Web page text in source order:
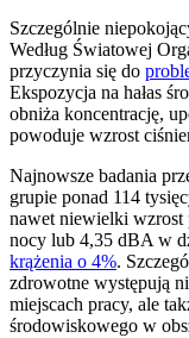
Szczególnie
Według Światowej
przyczynia się do
Ekspozycja na hałas
obniża koncentrację,
powoduje wzrost
Najnowsze badania
grupie ponad 114
nawet niewielki wzrost
nocy lub 4,35 dBA w
krążenia o 4%.
zdrowotne występują
miejscach pracy, ale
środowiskowego w